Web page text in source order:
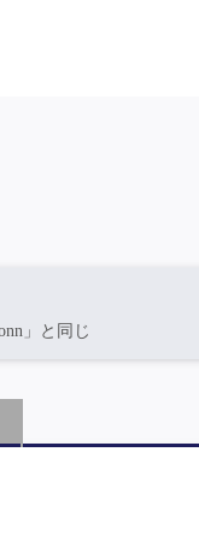
」と同じ